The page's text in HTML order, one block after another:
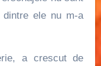
ele nu m-a
a crescut de